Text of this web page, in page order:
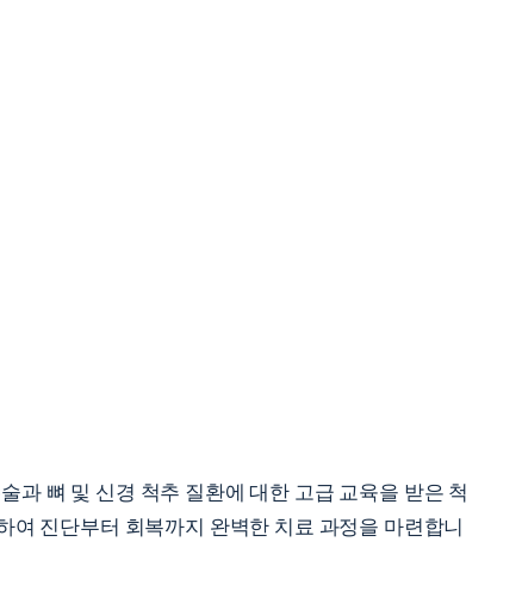
과 뼈 및 신경 척추 질환에 대한 고급 교육을 받은 척
진단부터 회복까지 완벽한 치료 과정을 마련합니